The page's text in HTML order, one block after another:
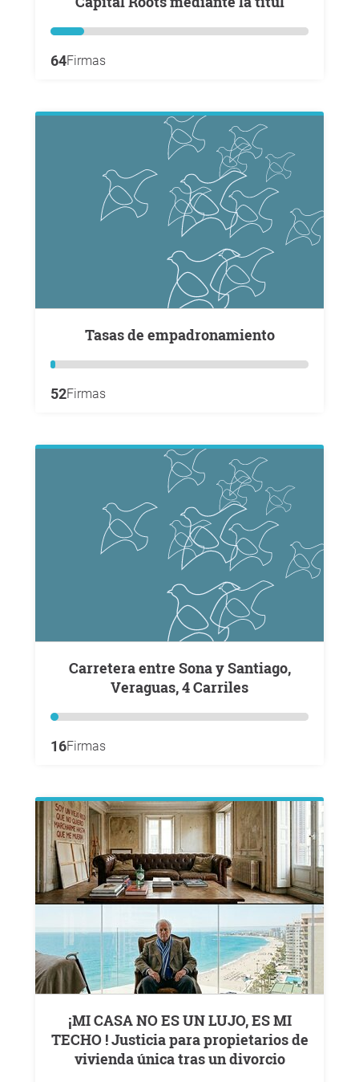
64Firmas
Tasas de empadronamiento
52Firmas
Carretera entre Sona y Santiago,
Veraguas, 4 Carriles
16Firmas
¡MI CASA NO ES UN LUJO, ES MI
TECHO ! Justicia para propietarios de
vivienda única tras un divorcio